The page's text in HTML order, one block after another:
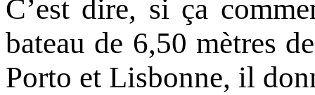
C’est dire, si ça
bateau de 6,50 mètres
Porto et Lisbonne, il